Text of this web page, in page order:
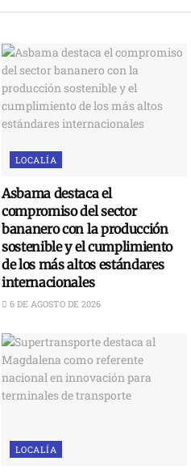
LOCALÍA
Asbama destaca el
compromiso del sector
bananero con la producción
sostenible y el cumplimiento
de los más altos estándares
internacionales
6 DE AGOSTO DE 2026
LOCALÍA